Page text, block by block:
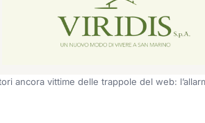
ancora vittime delle trappole del web: